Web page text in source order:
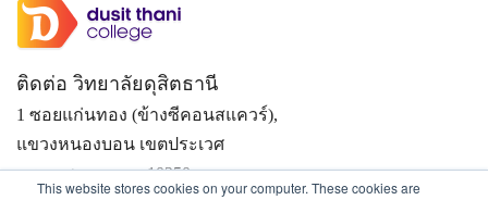
This website stores cookies on your computer. These cookies are
ติดต่อ วิทยาลัยดุสิตธานี
1 ซอยแก่นทอง (ข้างซีคอนสแควร์),
แขวงหนองบอน เขตประเวศ
กรุงเทพมหานคร 10250